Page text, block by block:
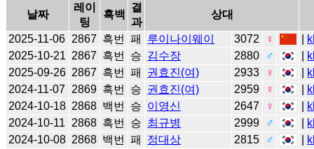
날짜
레이
팅
흑백
결
과
상대
2025-11-06 2867 흑번 패 루이나이웨이 3072 ♀
2025-10-21 2867 흑번 승 김수장 2880 ♂
2025-09-26 2867 흑번 패 권효진(여) 2933 ♀
2024-11-07
2869 흑번 승 권효진(여) 2959 ♀
2024-10-18 2868 백번 승 이영신 2647 ♀
2024-10-11
2868 흑번 승 최규병 2999 ♂
2024-10-08 2868 백번 패 정대상 2815 ♂